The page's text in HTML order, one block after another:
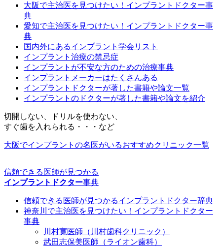
大阪で主治医を見つけたい！インプラントドクター事
典
愛知で主治医を見つけたい！インプラントドクター事
典
国内外にあるインプラント学会リスト
インプラント治療の禁忌症
インプラントが不安な方のための治療事典
インプラントメーカーはたくさんある
インプラントドクターが著した書籍や論文一覧
インプラントのドクターが著した書籍や論文を紹介
切開 しない、 ドリルを使わない、
すぐ歯を入れられる ・・・など
大阪でインプラントの名医がいるおすすめクリニック一覧
信頼できる医師が見つかる
インプラントドクター事典
信頼できる医師が見つかるインプラントドクター辞典
神奈川で主治医を見つけたい！インプラントドクター
事典
川村寛医師（川村歯科クリニック）
武田志保美医師（ライオン歯科）